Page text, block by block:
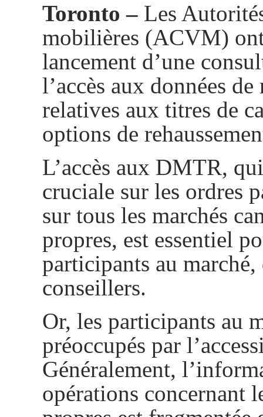
Toronto – Les
mobilières (ACVM)
lancement d’une
l’accès aux données
relatives aux titres de
options de
L’accès aux DMTR,
cruciale sur les ordres
sur tous les marchés
propres, est essentiel
participants au
conseillers.
Or, les participants au
préoccupés par
Généralement,
opérations concernant